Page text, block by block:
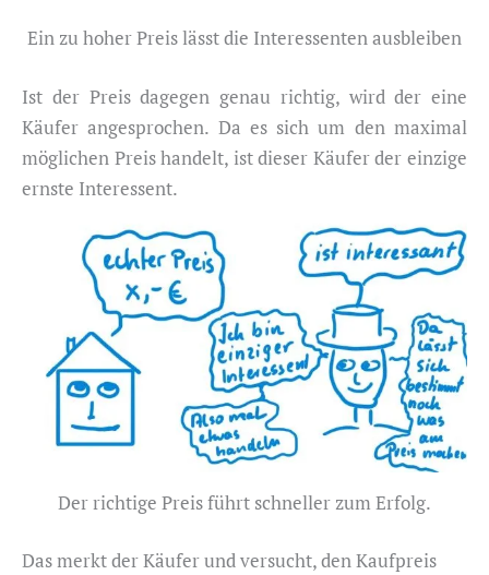
Ein zu hoher Preis lässt die Interessenten ausbleiben
Ist der Preis dagegen genau richtig, wird der eine
Käufer angesprochen. Da es sich um den maximal
möglichen Preis handelt, ist dieser Käufer der einzige
ernste Interessent.
Der richtige Preis führt schneller zum Erfolg.
Das merkt der Käufer und versucht, den Kaufpreis